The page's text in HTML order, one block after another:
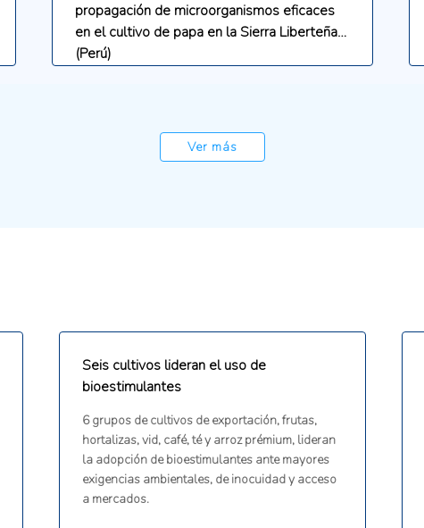
propagación de microorganismos eficaces
en el cultivo de papa en la Sierra Liberteña
(Perú)
Ver más
Seis cultivos lideran el uso de
bioestimulantes
6 grupos de cultivos de exportación, frutas,
hortalizas, vid, café, té y arroz prémium, lideran
la adopción de bioestimulantes ante mayores
exigencias ambientales, de inocuidad y acceso
a mercados.